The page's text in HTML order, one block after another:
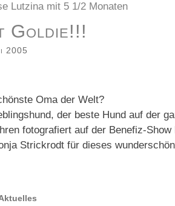
Lutzina mit 5 1/2 Monaten
Goldie!!!
2005
Oma der Welt?
der beste Hund auf der
fotografiert auf der Benefiz-
Strickrodt für dieses